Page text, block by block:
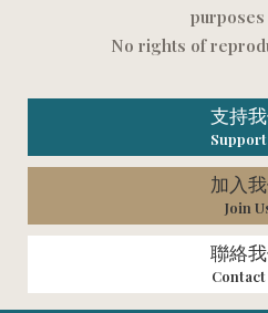
purposes
No rights of
支持
Support
加入
Join
聯絡
Contact